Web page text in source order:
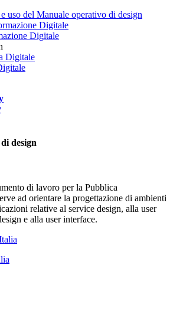
uso del Manuale operativo di design
Digitale
design
di lavoro per la Pubblica
ad orientare la progettazione di ambienti
relative al service design, alla user
e alla user interface.